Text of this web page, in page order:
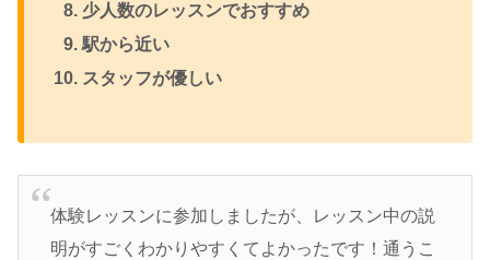
少人数のレッスンでおすすめ
駅から近い
スタッフが優しい
体験レッスンに参加しましたが、レッスン中の説
明がすごくわかりやすくてよかったです！通うこ